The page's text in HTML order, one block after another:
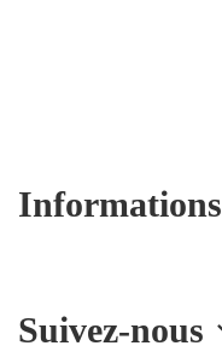
Informations
Suivez-nous